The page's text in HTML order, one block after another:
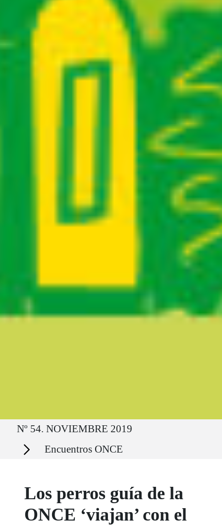
Ruta del sitio
Nº 54. NOVIEMBRE 2019
Secciones Encuentros ONCE
Los perros guía de la
ONCE ‘viajan’ con el